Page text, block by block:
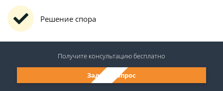
Решение спора
Задать вопрос
Получите консультациюбесплатно